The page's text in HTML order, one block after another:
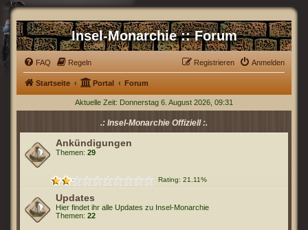
Insel-Monarchie :: Forum
FAQ Regeln Anmelden
Registrieren
Startseite Portal Forum
Aktuelle Zeit: Donnerstag 6. August 2026, 09:31
.: Insel-Monarchie Offiziell :.
Ankündigungen
Themen: 29
Rating: 21.11%
Updates
Hier findet ihr alle Updates zu Insel-Monarchie
Themen: 22